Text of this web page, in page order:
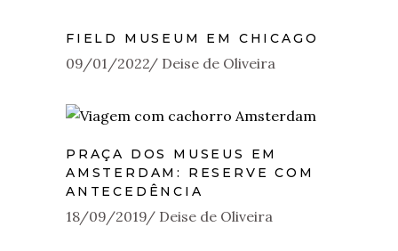
FIELD MUSEUM EM CHICAGO
09/01/2022 Deise de Oliveira
PRAÇA DOS MUSEUS EM
AMSTERDAM: RESERVE COM
ANTECEDÊNCIA
18/09/2019 Deise de Oliveira